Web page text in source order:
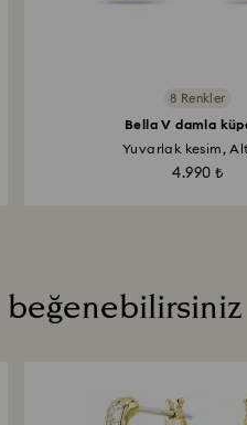
8 Renkler
Bella V damla
Yuvarlak kesim,
4.990 ₺